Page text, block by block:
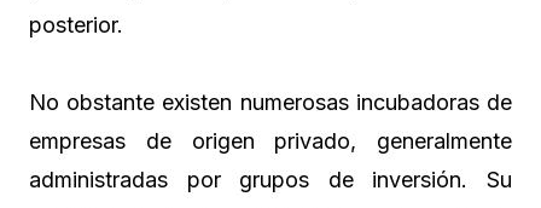
posterior.
No obstante existen numerosas incubadoras de
empresas de origen privado, generalmente
administradas por grupos de inversión. Su